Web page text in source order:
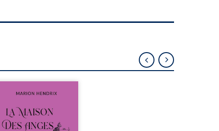
sommes en 1979, soit 15
Anatole-Eustache.
devra affronter non
un inconnu qui rôde